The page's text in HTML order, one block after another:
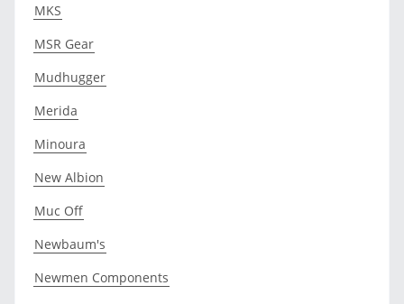
MKS
MSR Gear
Mudhugger
Merida
Minoura
New Albion
Muc Off
Newbaum's
Newmen Components